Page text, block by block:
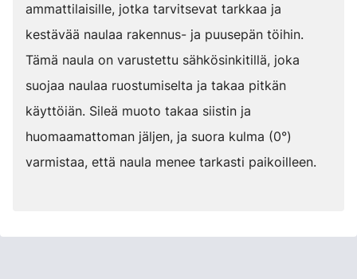
ammattilaisille, jotka tarvitsevat tarkkaa ja
kestävää naulaa rakennus- ja puusepän töihin.
Tämä naula on varustettu sähkösinkitillä, joka
suojaa naulaa ruostumiselta ja takaa pitkän
käyttöiän. Sileä muoto takaa siistin ja
huomaamattoman jäljen, ja suora kulma (0°)
varmistaa, että naula menee tarkasti paikoilleen.